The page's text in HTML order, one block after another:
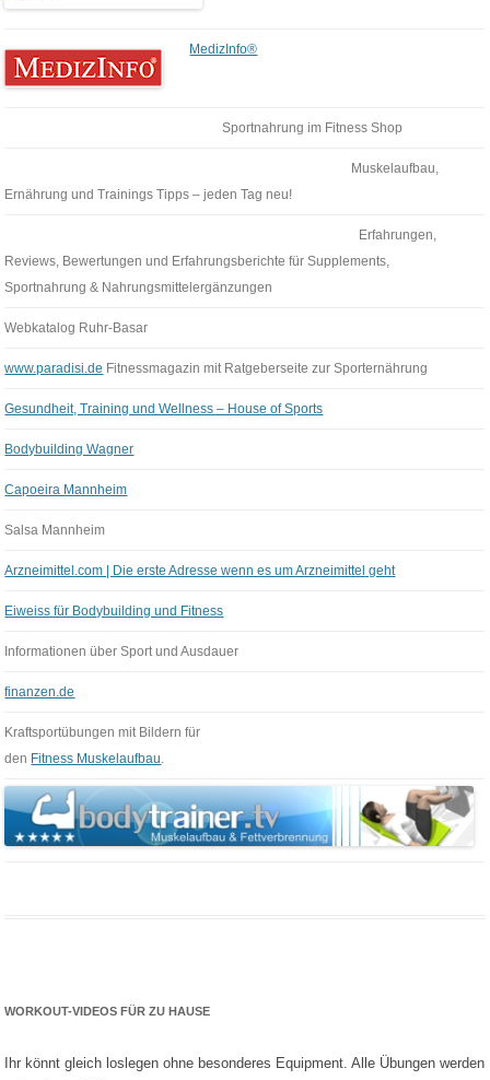
MedizInfo®
Sportnahrung im Fitness Shop
Muskelaufbau,
Ernährung und Trainings Tipps – jeden Tag neu!
Erfahrungen,
Reviews, Bewertungen und Erfahrungsberichte für Supplements,
Sportnahrung & Nahrungsmittelergänzungen
Webkatalog Ruhr-Basar
www.paradisi.de Fitnessmagazin mit Ratgeberseite zur Sporternährung
Gesundheit, Training und Wellness – House of Sports
Bodybuilding Wagner
Capoeira Mannheim
Salsa Mannheim
Arzneimittel.com | Die erste Adresse wenn es um Arzneimittel geht
Eiweiss für Bodybuilding und Fitness
Informationen über Sport und Ausdauer
finanzen.de
Kraftsportübungen mit Bildern für
den Fitness Muskelaufbau.
WORKOUT-VIDEOS FÜR ZU HAUSE
Ihr könnt gleich loslegen ohne besonderes Equipment. Alle Übungen werden